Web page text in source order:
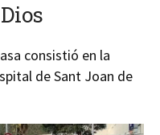
consistió en la
de Sant Joan de